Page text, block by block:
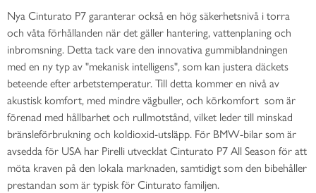
Nya Cinturato P7 garanterar också en hög säkerhetsnivå i torra
och våta förhållanden när det gäller hantering, vattenplaning och
inbromsning. Detta tack vare den innovativa gummiblandningen
med en ny typ av "mekanisk intelligens", som kan justera däckets
beteende efter arbetstemperatur.Till detta kommer en nivå av
akustisk komfort, med mindre vägbuller, och körkomfort som är
förenad med hållbarhet och rullmotstånd, vilket leder till minskad
bränsleförbrukning och koldioxid-utsläpp. För BMW-bilar som är
avsedda för USA har Pirelli utvecklat Cinturato P7 All Season för att
möta kraven på den lokala marknaden, samtidigt som den bibehåller
prestandan som är typisk för Cinturato familjen.